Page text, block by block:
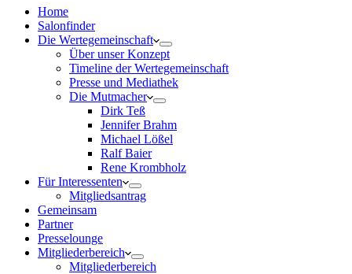
Home
Salonfinder
Die Wertegemeinschaft
Über unser Konzept
Timeline der Wertegemeinschaft
Presse und Mediathek
Die Mutmacher
Dirk Teß
Jennifer Brahm
Michael Lößel
Ralf Baier
Rene Krombholz
Für Interessenten
Mitgliedsantrag
Gemeinsam
Partner
Presselounge
Mitgliederbereich
Mitgliederbereich